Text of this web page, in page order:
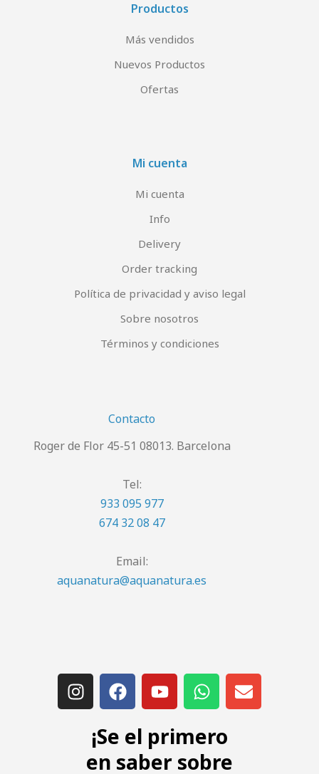
Productos
Más vendidos
Nuevos Productos
Ofertas
Mi cuenta
Mi cuenta
Info
Delivery
Order tracking
Política de privacidad y aviso legal
Sobre nosotros
Términos y condiciones
Contacto
Roger de Flor 45-51 08013. Barcelona
Tel:
933 095 977
674 32 08 47
Email:
aquanatura@aquanatura.es
¡Se el primero
en saber sobre